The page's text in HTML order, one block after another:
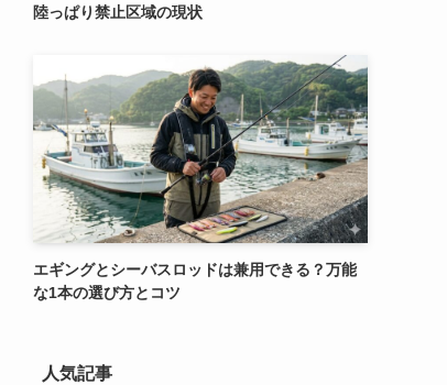
陸っぱり禁止区域の現状
エギングとシーバスロッドは兼用できる？万能
な1本の選び方とコツ
人気記事